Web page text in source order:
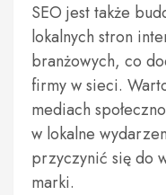
SEO jest także
lokalnych stron
branżowych, co
firmy w sieci.
mediach
w lokalne
przyczynić się do
marki.